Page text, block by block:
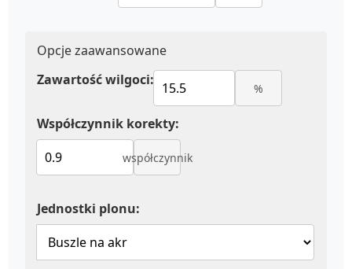
Opcje zaawansowane
Zawartość wilgoci:
%
Współczynnik korekty:
współczynnik
Jednostki plonu: